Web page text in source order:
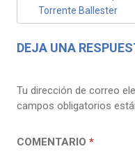
ENTRADAS
Torrente Ballester
DEJA UNA
Tu dirección de correo
campos obligatorios
COMENTARIO *